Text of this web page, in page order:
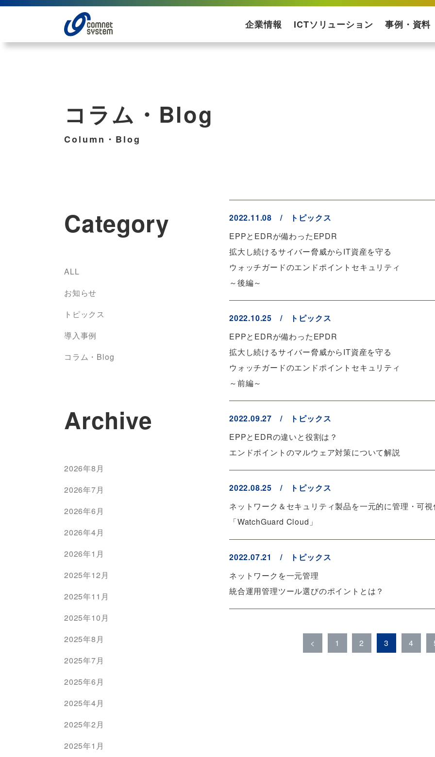
企業情報 ICTソリューション 事例・資料
コラム・Blog
Column・Blog
2022.11.08 / トピックス
EPPとEDRが備わったEPDR
拡大し続けるサイバー脅威からIT資産を守る
ウォッチガードのエンドポイントセキュリティ
～後編～
2022.10.25 / トピックス
EPPとEDRが備わったEPDR
拡大し続けるサイバー脅威からIT資産を守る
ウォッチガードのエンドポイントセキュリティ
～前編～
2022.09.27 / トピックス
EPPとEDRの違いと役割は？
エンドポイントのマルウェア対策について解説
2022.08.25 / トピックス
ネットワーク＆セキュリティ製品を一元的に管理・可視
「WatchGuard Cloud」
2022.07.21 / トピックス
ネットワークを一元管理
統合運用管理ツール選びのポイントとは？
< 1 2 3 4
Category
ALL
お知らせ
トピックス
導入事例
コラム・Blog
Archive
2026年8月
2026年7月
2026年6月
2026年4月
2026年1月
2025年12月
2025年11月
2025年10月
2025年8月
2025年7月
2025年6月
2025年4月
2025年2月
2025年1月